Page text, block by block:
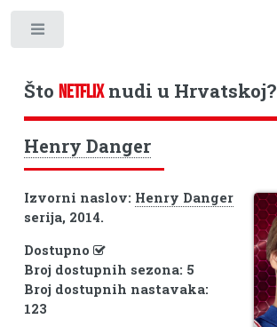
Što NETFLIXnudi u Hrvatskoj?
Henry Danger
Izvorni naslov: Henry Danger
serija, 2014.
Dostupno
Broj dostupnih sezona: 5
Broj dostupnih nastavaka:
123